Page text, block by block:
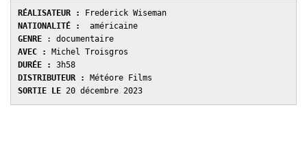
RÉALISATEUR :
NATIONALITÉ :
GENRE
AVEC :
DURÉE :
DISTRIBUTEUR :
SORTIE LE 20 décembre 2023